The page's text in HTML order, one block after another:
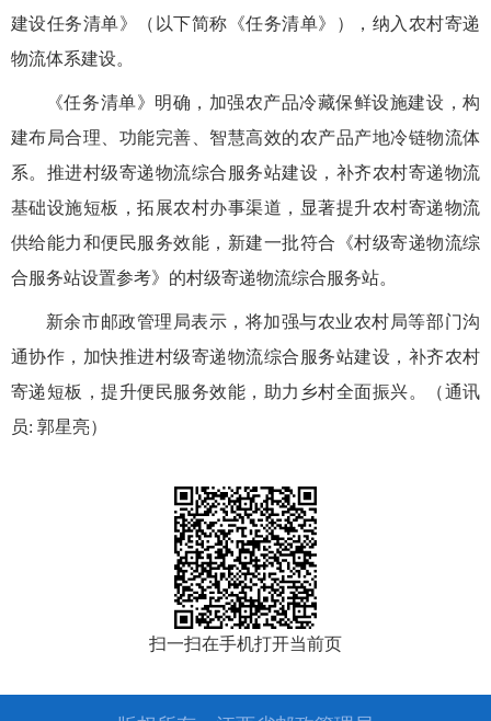
建设任务清单》（以下简称《任务清单》），纳入农村寄递
物流体系建设。
《任务清单》明确，加强农产品冷藏保鲜设施建设，构
建布局合理、功能完善、智慧高效的农产品产地冷链物流体
系。推进村级寄递物流综合服务站建设，补齐农村寄递物流
基础设施短板，拓展农村办事渠道，显著提升农村寄递物流
供给能力和便民服务效能，新建一批符合《村级寄递物流综
合服务站设置参考》的村级寄递物流综合服务站。
新余市邮政管理局表示，将加强与农业农村局等部门沟
通协作，加快推进村级寄递物流综合服务站建设，补齐农村
寄递短板，提升便民服务效能，助力乡村全面振兴。（通讯
员: 郭星亮）
扫一扫在手机打开当前页